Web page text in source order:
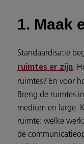
1. Maak
Standaardisatie
ruimtes er zijn.
ruimtes? En voor
Breng de ruimtes
medium en large.
ruimte: welke
de